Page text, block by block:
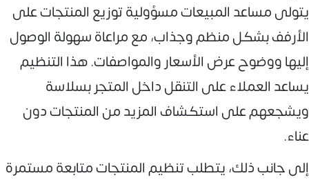
يتولى مساعد المبيعات مسؤولية توزيع المنتجات على
الأرفف بشكل منظم وجذاب، مع مراعاة سهولة الوصول
إليها ووضوح عرض الأسعار والمواصفات. هذا التنظيم
يساعد العملاء على التنقل داخل المتجر بسلاسة
ويشجعهم على استكشاف المزيد من المنتجات دون
عناء.
إلى جانب ذلك، يتطلب تنظيم المنتجات متابعة مستمرة